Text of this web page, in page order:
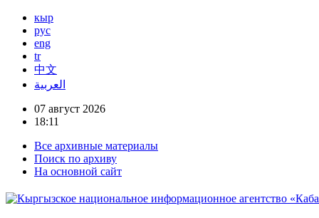
кыр
рус
eng
tr
中文
العربية
07 август 2026
18:11
Все архивные материалы
Поиск по архиву
На основной сайт